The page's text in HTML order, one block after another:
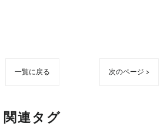
一覧に戻る 次のページ >
関連タグ